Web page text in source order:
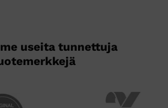
useita tunnettuja